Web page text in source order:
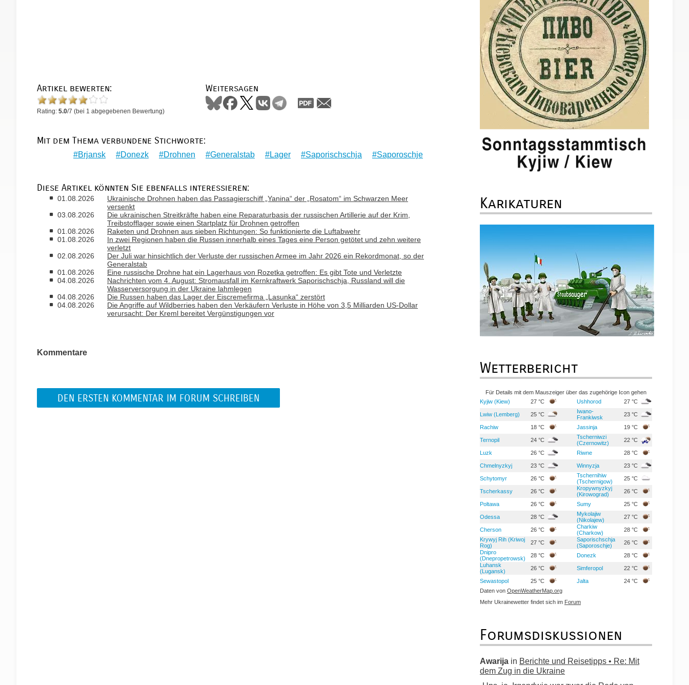
Artikel bewerten:
Rating: 5.0/7 (bei 1 abgegebenen Bewertung)
Weitersagen
Mit dem Thema verbundene Stichworte:
Brjansk Donezk Drohnen Generalstab Lager Saporischschja Saporoschje
Diese Artikel könnten Sie ebenfalls interessieren:
01.08.2026
Ukrainische Drohnen haben das Passagierschiff „Yanina“ der „Rosatom“ im Schwarzen Meer
versenkt
03.08.2026
Die ukrainischen Streitkräfte haben eine Reparaturbasis der russischen Artillerie auf der Krim,
Treibstofflager sowie einen Startplatz für Drohnen getroffen
01.08.2026
Raketen und Drohnen aus sieben Richtungen: So funktionierte die Luftabwehr
01.08.2026
In zwei Regionen haben die Russen innerhalb eines Tages eine Person getötet und zehn weitere
verletzt
02.08.2026
Der Juli war hinsichtlich der Verluste der russischen Armee im Jahr 2026 ein Rekordmonat, so der
Generalstab
01.08.2026
Eine russische Drohne hat ein Lagerhaus von Rozetka getroffen: Es gibt Tote und Verletzte
04.08.2026
Nachrichten vom 4. August: Stromausfall im Kernkraftwerk Saporischschja, Russland will die
Wasserversorgung in der Ukraine lahmlegen
04.08.2026
Die Russen haben das Lager der Eiscremefirma „Lasunka“ zerstört
04.08.2026
Die Angriffe auf Wildberries haben den Verkäufern Verluste in Höhe von 3,5 Milliarden US-Dollar
verursacht: Der Kreml bereitet Vergünstigungen vor
Kommentare
DEN ERSTEN KOMMENTAR IM FORUM SCHREIBEN
Karikaturen
Wetterbericht
Für Details mit dem Mauszeiger über das zugehörige Icon gehen
Kyjiw (Kiew)
27 °C Ushhorod 27 °C
Lwiw (Lemberg) 25 °C
Iwano-
Frankiwsk
23 °C
Rachiw 18 °C Jassinja 19 °C
Ternopil 24 °C
Tscherniwzi
(Czernowitz)
22 °C
Luzk 26 °C Riwne 28 °C
Chmelnyzkyj 23 °C Winnyzja 23 °C
Schytomyr 26 °C
Tschernihiw
(Tschernigow)
25 °C
Tscherkassy 26 °C
Kropywnyzkyj
(Kirowograd)
26 °C
Poltawa 26 °C Sumy 25 °C
Odessa 28 °C
Mykolajiw
(Nikolajew)
27 °C
Cherson 26 °C
Charkiw
(Charkow)
28 °C
Krywyj Rih (Kriwoj
Rog)
27 °C
Saporischschja
(Saporoschje)
26 °C
Dnipro
(Dnepropetrowsk)
28 °C Donezk
28 °C
Luhansk
(Lugansk)
26 °C Simferopol 22 °C
Sewastopol 25 °C Jalta
24 °C
Daten von OpenWeatherMap.org
Mehr Ukrainewetter findet sich im Forum
Forumsdiskussionen
Awarija in Berichte und Reisetipps • Re: Mit
dem Zug in die Ukraine